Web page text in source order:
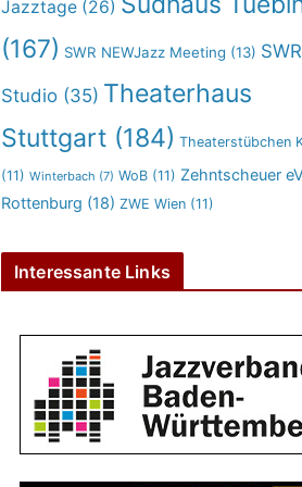
Jazztage (26)
(167) SWR NEWJazz Meeting (13) SWR
Studio (35) Theaterhaus
Stuttgart (184) Theaterstübchen
(11) Winterbach (7) WoB (11) Zehntscheuer
Rottenburg (18) ZWE Wien (11)
Interessante Links